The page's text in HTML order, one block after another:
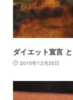
ダイエット宣言
2015年12月25日